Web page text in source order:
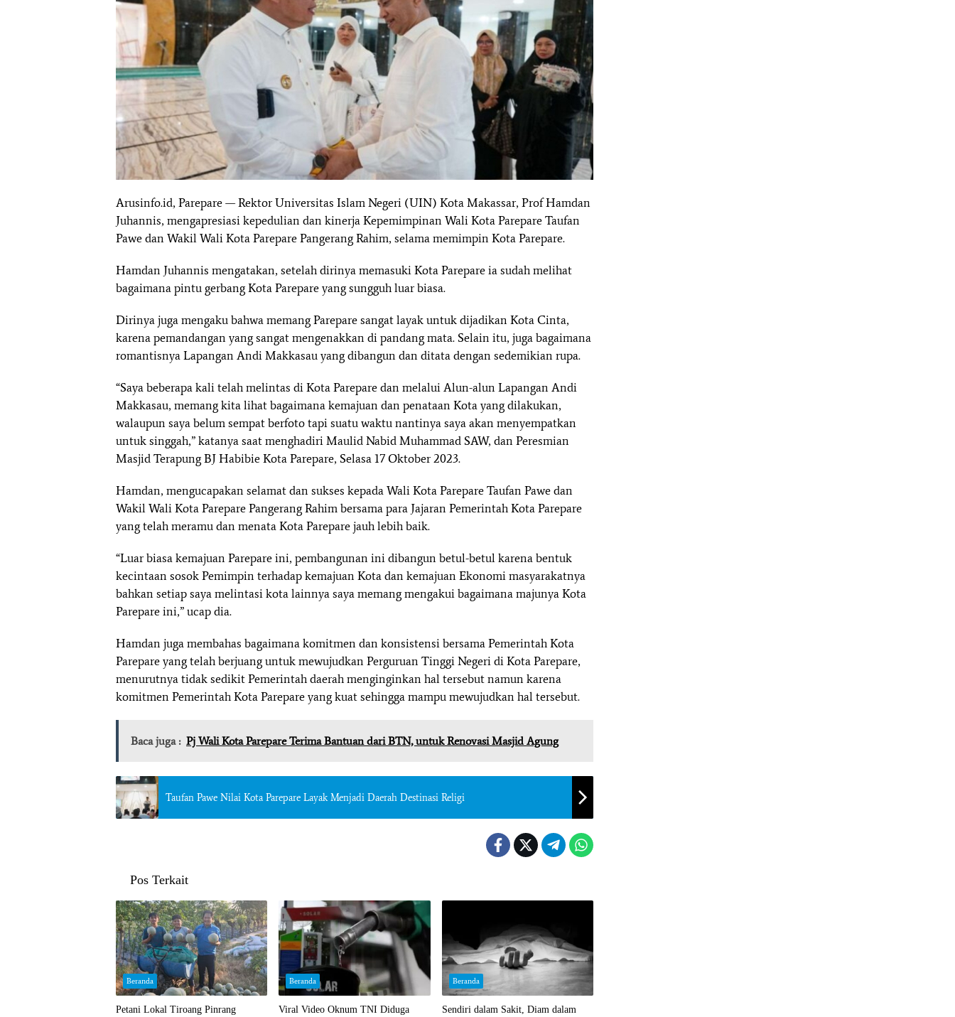
Arusinfo.id, Parepare — Rektor Universitas Islam Negeri (UIN) Kota Makassar, Prof Hamdan
Juhannis, mengapresiasi kepedulian dan kinerja Kepemimpinan Wali Kota Parepare Taufan
Pawe dan Wakil Wali Kota Parepare Pangerang Rahim, selama memimpin Kota Parepare.
Hamdan Juhannis mengatakan, setelah dirinya memasuki Kota Parepare ia sudah melihat
bagaimana pintu gerbang Kota Parepare yang sungguh luar biasa.
Dirinya juga mengaku bahwa memang Parepare sangat layak untuk dijadikan Kota Cinta,
karena pemandangan yang sangat mengenakkan di pandang mata. Selain itu, juga bagaimana
romantisnya Lapangan Andi Makkasau yang dibangun dan ditata dengan sedemikian rupa.
“Saya beberapa kali telah melintas di Kota Parepare dan melalui Alun-alun Lapangan Andi
Makkasau, memang kita lihat bagaimana kemajuan dan penataan Kota yang dilakukan,
walaupun saya belum sempat berfoto tapi suatu waktu nantinya saya akan menyempatkan
untuk singgah,” katanya saat menghadiri Maulid Nabid Muhammad SAW, dan Peresmian
Masjid Terapung BJ Habibie Kota Parepare, Selasa 17 Oktober 2023.
Hamdan, mengucapakan selamat dan sukses kepada Wali Kota Parepare Taufan Pawe dan
Wakil Wali Kota Parepare Pangerang Rahim bersama para Jajaran Pemerintah Kota Parepare
yang telah meramu dan menata Kota Parepare jauh lebih baik.
“Luar biasa kemajuan Parepare ini, pembangunan ini dibangun betul-betul karena bentuk
kecintaan sosok Pemimpin terhadap kemajuan Kota dan kemajuan Ekonomi masyarakatnya
bahkan setiap saya melintasi kota lainnya saya memang mengakui bagaimana majunya Kota
Parepare ini,” ucap dia.
Hamdan juga membahas bagaimana komitmen dan konsistensi bersama Pemerintah Kota
Parepare yang telah berjuang untuk mewujudkan Perguruan Tinggi Negeri di Kota Parepare,
menurutnya tidak sedikit Pemerintah daerah menginginkan hal tersebut namun karena
komitmen Pemerintah Kota Parepare yang kuat sehingga mampu mewujudkan hal tersebut.
Baca juga : Pj Wali Kota Parepare Terima Bantuan dari BTN, untuk Renovasi Masjid Agung
Taufan Pawe Nilai Kota Parepare Layak Menjadi Daerah Destinasi Religi
Pos Terkait
Beranda
Petani Lokal Tiroang Pinrang
Beranda
Viral Video Oknum TNI Diduga
Beranda
Sendiri dalam Sakit, Diam dalam